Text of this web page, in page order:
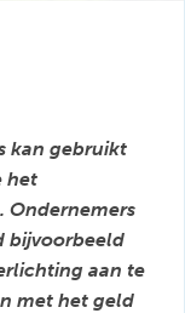
kan gebruikt
het
Ondernemers
bijvoorbeeld
aan te
met het geld